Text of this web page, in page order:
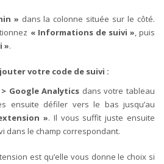
» dans la colonne située sur le côté.
« Informations de suivi », puis
».
votre code de suivi :
> Google Analytics dans votre tableau
ensuite défiler vers le bas jusqu’au
». Il vous suffit juste ensuite
dans le champ correspondant.
est qu’elle vous donne le choix si